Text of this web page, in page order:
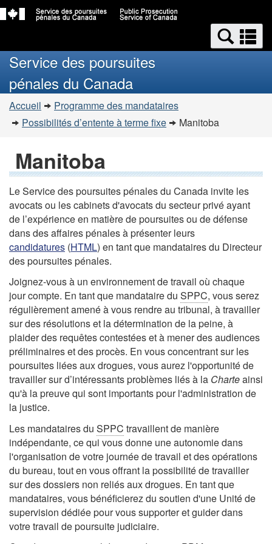
Passer
principal
Passer
version
HTML
et
menus
et
Service des poursuites
pénales du Canada
Vous
êtes
Accueil
Programme des mandataires
Possibilités d’entente à terme fixe
Manitoba
Manitoba
Le Service des poursuites pénales du Canada invite les
avocats ou les cabinets d'avocats du secteur privé ayant
de l’expérience en matière de poursuites ou de défense
dans des affaires pénales à présenter leurs
candidatures (HTML) en tant que mandataires du Directeur
des poursuites pénales.
Joignez-vous à un environnement de travail où chaque
jour compte. En tant que mandataire du SPPC, vous serez
régulièrement amené à vous rendre au tribunal, à travailler
sur des résolutions et la détermination de la peine, à
plaider des requêtes contestées et à mener des audiences
préliminaires et des procès. En vous concentrant sur les
poursuites liées aux drogues, vous aurez l'opportunité de
travailler sur d’intéressants problèmes liés à la Charteainsi
qu'à la preuve qui sont importants pour l'administration de
la justice.
Les mandataires du SPPC travaillent de manière
indépendante, ce qui vous donne une autonomie dans
l'organisation de votre journée de travail et des opérations
du bureau, tout en vous offrant la possibilité de travailler
sur des dossiers non reliés aux drogues. En tant que
mandataires, vous bénéficierez du soutien d'une Unité de
supervision dédiée pour vous supporter et guider dans
votre travail de poursuite judiciaire.